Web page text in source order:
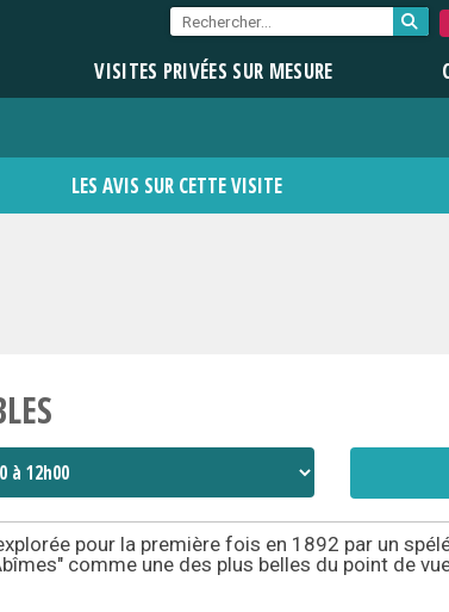
VISITES PRIVÉES SUR MESURE
LES AVIS SUR CETTE VISITE
pour la première fois en 1892 par un
comme une des plus belles du point de